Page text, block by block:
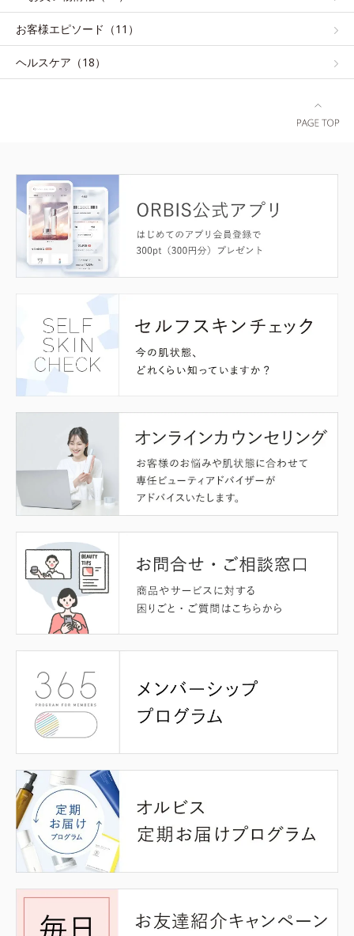
お客様エピソード（11）
ヘルスケア（18）